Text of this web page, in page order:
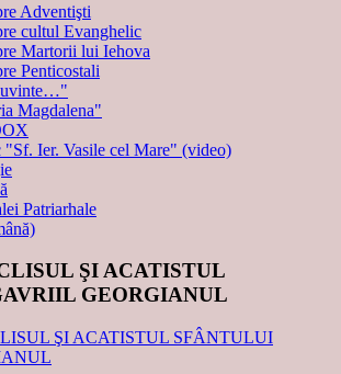
Adventişti
cultul Evanghelic
Martorii lui Iehova
Penticostali
Magdalena"
"Sf. Ier. Vasile cel Mare" (video)
Patriarhale
ŞI ACATISTUL
GEORGIANUL